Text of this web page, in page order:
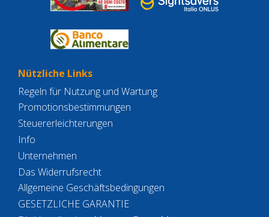
Nützliche Links
Regeln für Nutzung und Wartung
Promotionsbestimmungen
Steuererleichterungen
Info
Unternehmen
Das Widerrufsrecht
Allgemeine Geschäftsbedingungen
GESETZLICHE GARANTIE